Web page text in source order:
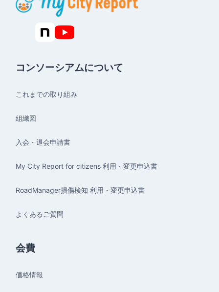
コンソーシアムについて
これまでの取り組み
組織図
入会・退会申請書
My City Report for citizens 利用・変更申込書
RoadManager損傷検知 利用・変更申込書
よくあるご質問
会費
価格情報